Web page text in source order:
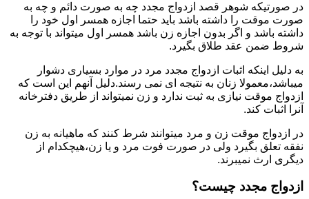
در صورتیکه شوهر قصد ازدواج مجدد چه به صورت دائم و چه به
صورت موقت را داشته باشد باید حتما اجازه همسر اول خود را
داشته باشد و اگر بدون اجازه زن باشد همسر اول میتواند با توجه به
شروط ضمن عقد طلاق بگیرد.
به دلیل اینکه اثبات ازدواج مجدد مرد در موارد بسیاری دشوار
میباشد،معمولا زنان به نتیجه ای نمی رسند.دلیل آنهم این است که
ازدواج موقت نیازی به ثبت ندارد و زن نمیتواند از طریق دفترخانه
آنرا اثبات کند.
در ازدواج موقت زن و مرد میتوانند شرط کنند که ماهیانه به زن
نفقه تعلق بگیرد ولی در صورت فوت مرد و یا زن،هیچکدام از
دیگری ارث نمیبرند.
ازدواج مجدد چیست؟